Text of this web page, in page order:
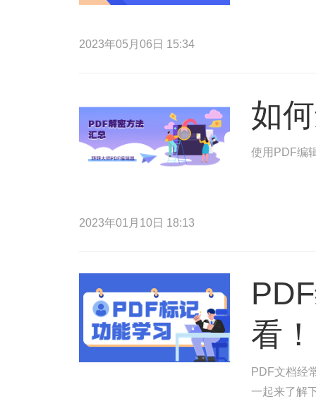
2023年05月06日 15:34
如
使用PDF编
2023年01月10日 18:13
看！
PDF文档经
一起来了解